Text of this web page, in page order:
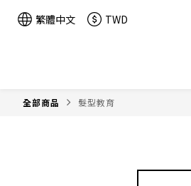
繁體中文 TWD
全部商品 髮型教育